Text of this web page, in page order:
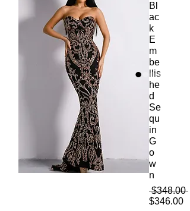
Bl
ac
k
E
m
be
llis
he
d
Se
qu
in
G
o
w
n
$348.00
$346.00セ